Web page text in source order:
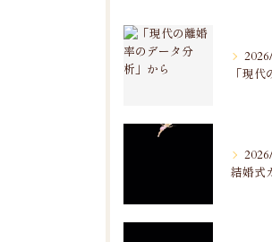
結婚式